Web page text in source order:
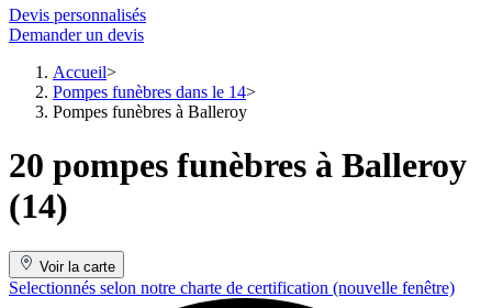
Devis personnalisés
Demander un devis
Accueil
Pompes funèbres dans le 14
Pompes funèbres à Balleroy
20 pompes funèbres à Balleroy
(14)
Voir la carte
Selectionnés selon notre charte de certification (nouvelle fenêtre)